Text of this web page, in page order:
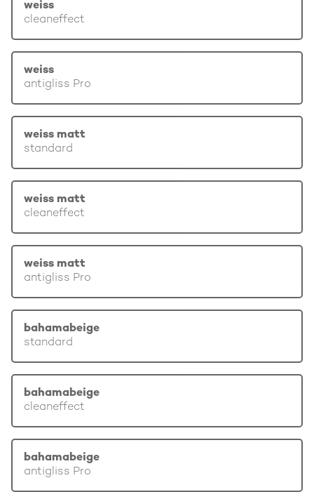
weiss
cleaneffect
weiss
antigliss Pro
weiss matt
standard
weiss matt
cleaneffect
weiss matt
antigliss Pro
bahamabeige
standard
bahamabeige
cleaneffect
bahamabeige
antigliss Pro